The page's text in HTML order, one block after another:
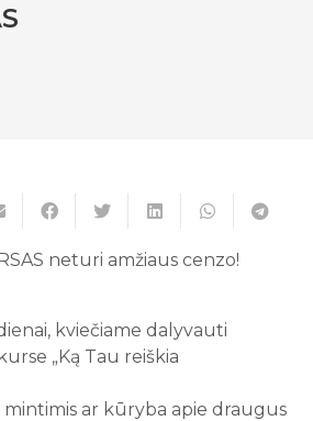
neturi amžiaus cenzo!
kviečiame dalyvauti
„Ką Tau reiškia
mintimis ar kūryba apie draugus